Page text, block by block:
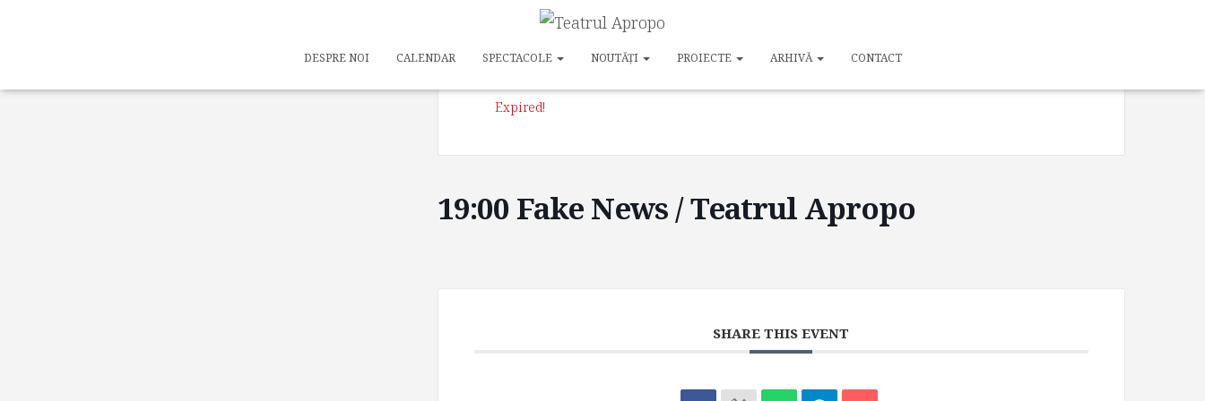
DESPRE NOI CALENDAR SPECTACOLE NOUTĂȚI PROIECTE ARHIVĂ CONTACT
DATE
Expired!
TIME
19:00 Fake News / Teatrul Apropo
SHARE THIS EVENT